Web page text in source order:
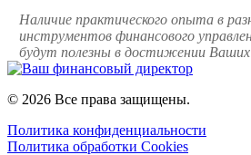
Наличие практического опыта в
инструментов финансового
будут полезны в достижении Ваших
© 2026 Все права защищены.
Политика конфиденциальности
Политика обработки Cookies